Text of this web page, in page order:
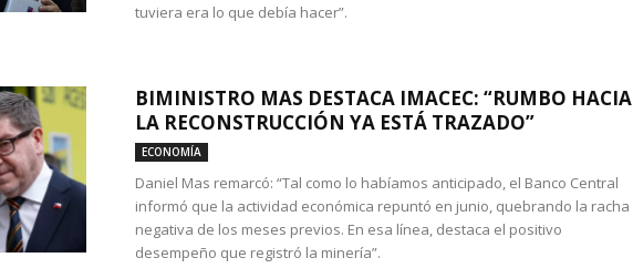
tuviera era lo que debía hacer”.
BIMINISTRO MAS DESTACA IMACEC: “RUMBO HACIA
LA RECONSTRUCCIÓN YA ESTÁ TRAZADO”
ECONOMÍA
Daniel Mas remarcó: “Tal como lo habíamos anticipado, el Banco Central
informó que la actividad económica repuntó en junio, quebrando la racha
negativa de los meses previos. En esa línea, destaca el positivo
desempeño que registró la minería”.